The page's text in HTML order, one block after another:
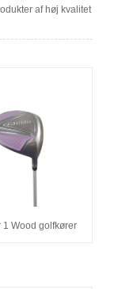
af høj kvalitet
1 Wood golfkører